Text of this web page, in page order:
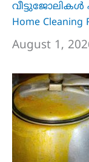
വീട്ടുജോലികൾ
Home Cleaning
August 1,